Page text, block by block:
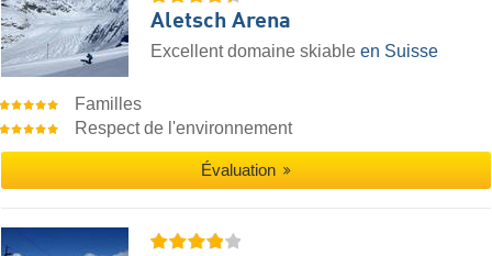
Aletsch Arena
Excellent domaine skiable en Suisse
Familles
Respect de l'environnement
Évaluation